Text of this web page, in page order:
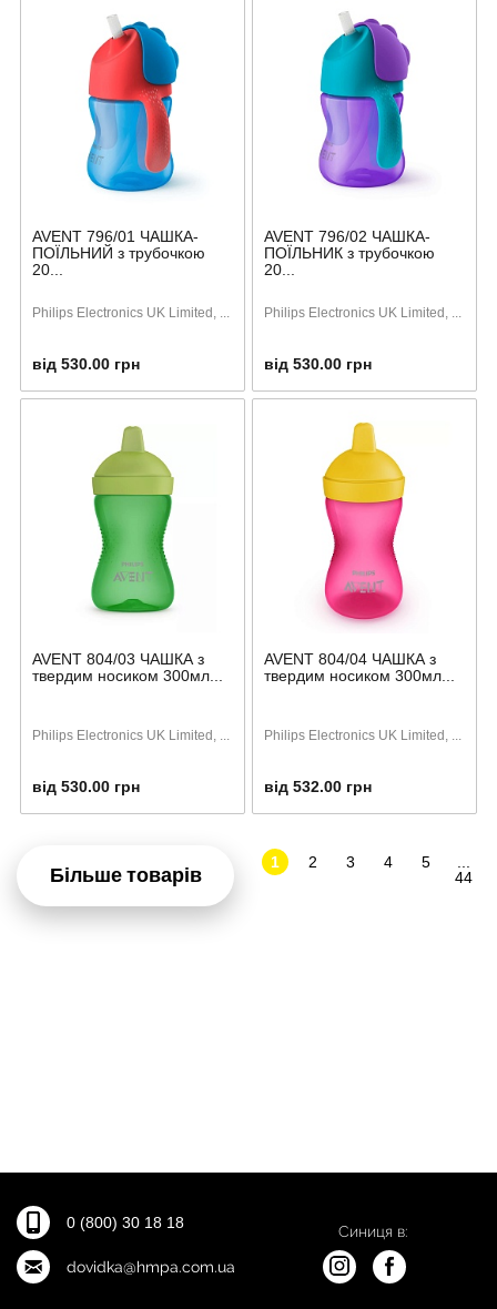
AVENT 796/01 ЧАШКА-
ПОЇЛЬНИЙ з трубочкою
20...
Philips Electronics UK Limited, ...
від 530.00 грн
AVENT 796/02 ЧАШКА-
ПОЇЛЬНИК з трубочкою
20...
Philips Electronics UK Limited, ...
від 530.00 грн
AVENT 804/03 ЧАШКА з
твердим носиком 300мл...
Philips Electronics UK Limited, ...
від 530.00 грн
AVENT 804/04 ЧАШКА з
твердим носиком 300мл...
Philips Electronics UK Limited, ...
від 532.00 грн
Більше товарів
1 2 3 4 5
44
0 (800) 30 18 18
dovidka@hmpa.com.ua
Синиця в: